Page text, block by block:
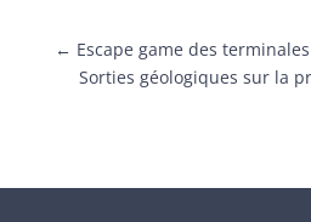
← Escape game des terminales
Sorties géologiques sur la